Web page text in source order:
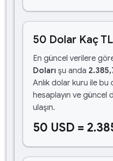
50 Dolar Kaç
En güncel verilere
Doları şu anda
Anlık dolar kuru ile bu
hesaplayın ve güncel
ulaşın.
50 USD =